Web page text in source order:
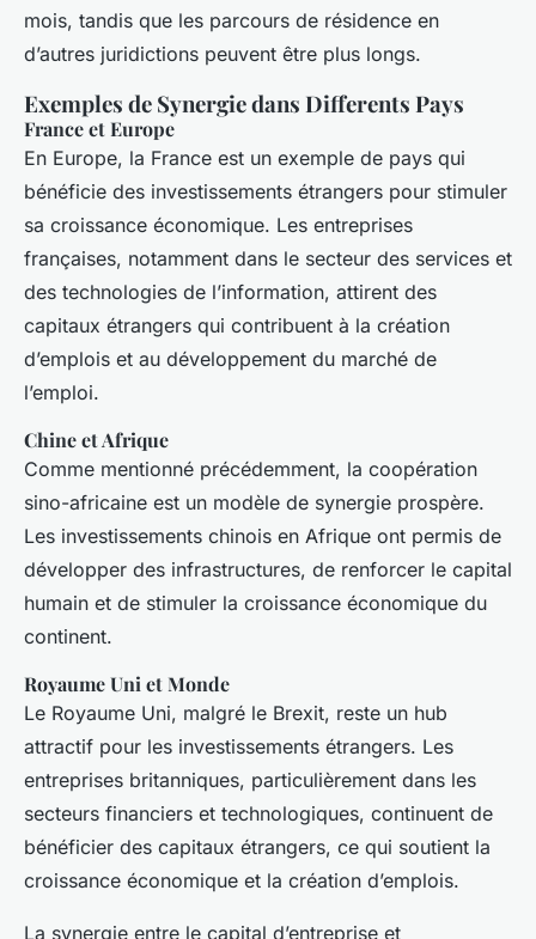
mois, tandis que les parcours de résidence en
d’autres juridictions peuvent être plus longs.
Exemples de Synergie dans Differents Pays
France et Europe
En Europe, la France est un exemple de pays qui
bénéficie des investissements étrangers pour stimuler
sa croissance économique. Les entreprises
françaises, notamment dans le secteur des services et
des technologies de l’information, attirent des
capitaux étrangers qui contribuent à la création
d’emplois et au développement du marché de
l’emploi.
Chine et Afrique
Comme mentionné précédemment, la coopération
sino-africaine est un modèle de synergie prospère.
Les investissements chinois en Afrique ont permis de
développer des infrastructures, de renforcer le capital
humain et de stimuler la croissance économique du
continent.
Royaume Uni et Monde
Le Royaume Uni, malgré le Brexit, reste un hub
attractif pour les investissements étrangers. Les
entreprises britanniques, particulièrement dans les
secteurs financiers et technologiques, continuent de
bénéficier des capitaux étrangers, ce qui soutient la
croissance économique et la création d’emplois.
La synergie entre le capital d’entreprise et